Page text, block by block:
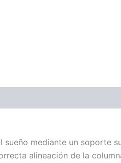
mediante un soporte
alineación de la